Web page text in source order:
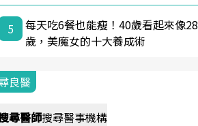
5
每天吃6餐也能瘦！40歲看起來像28
歲，美魔女的十大養成術
良醫
尋醫師搜尋醫事機構